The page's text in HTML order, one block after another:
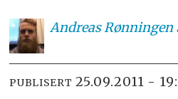
AndreasRønningen
PUBLISERT 25.09.2011 -